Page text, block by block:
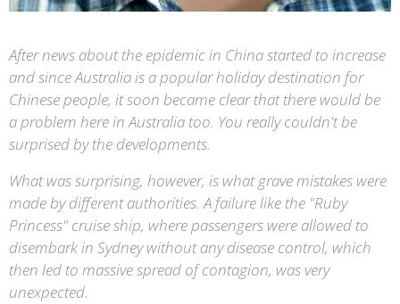
After news about the epidemic in China started to increase
and since Australia is a popular holiday destination for
Chinese people, it soon became clear that there would be
a problem here in Australia too. You really couldn't be
surprised by the developments.
What was surprising, however, is what grave mistakes were
made by different authorities. A failure like the "Ruby
Princess" cruise ship, where passengers were allowed to
disembark in Sydney without any disease control, which
then led to massive spread of contagion, was very
unexpected.